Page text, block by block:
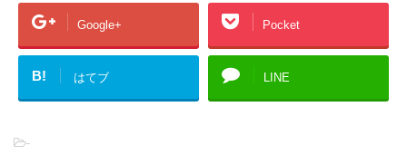
Google+ Pocket
B! はてブ LINE
-